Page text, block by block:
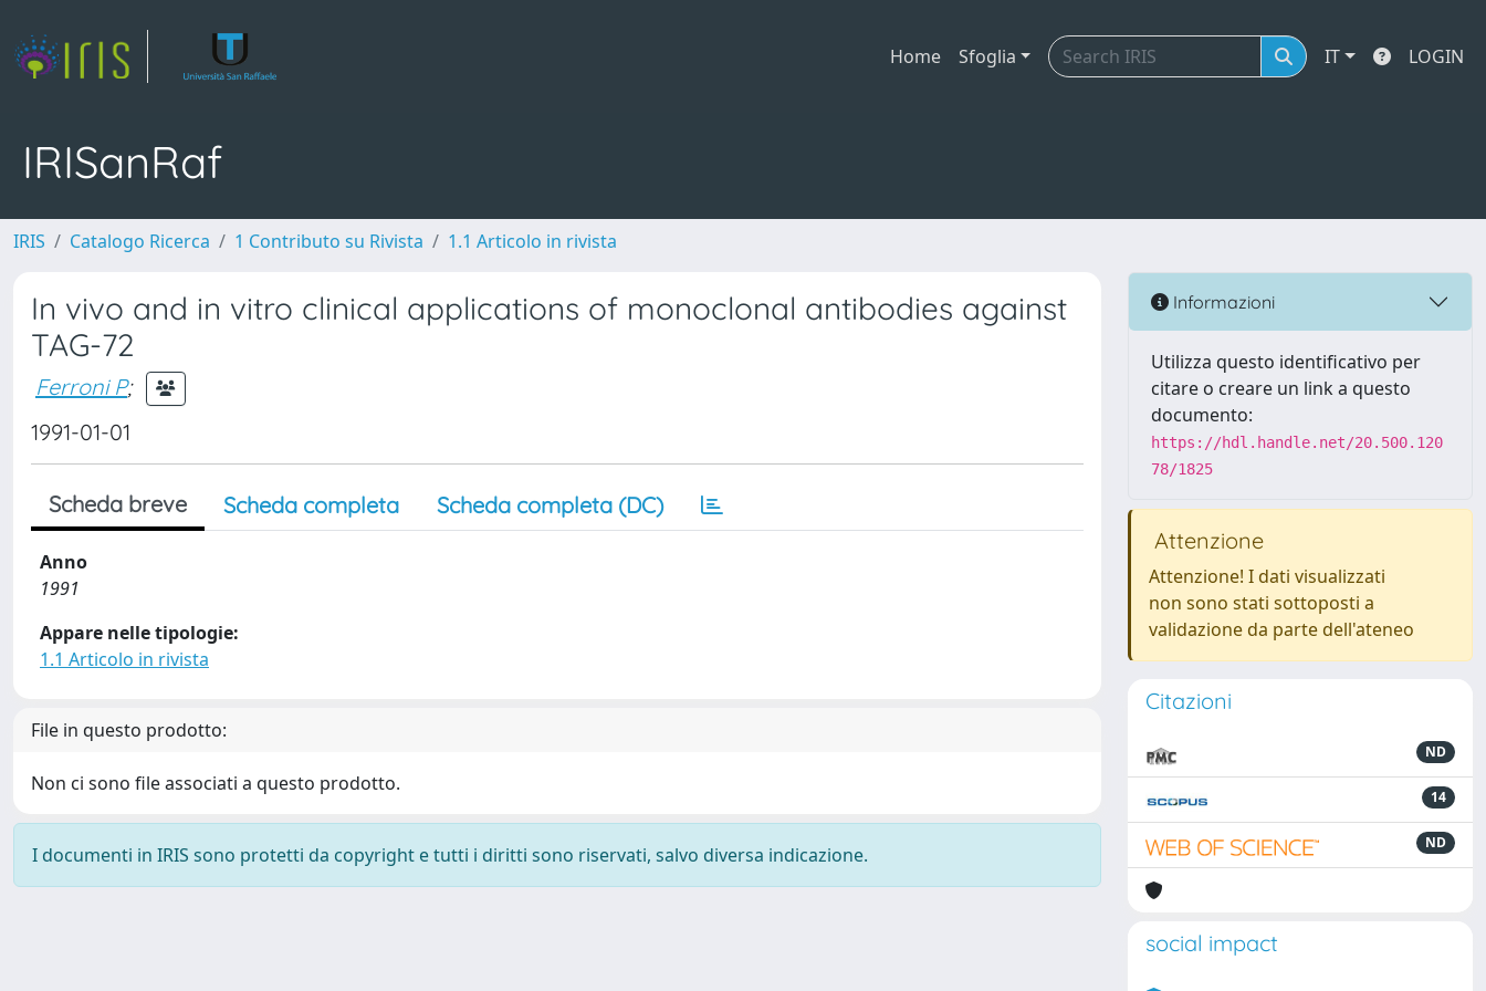
Home Sfoglia IT LOGIN
IRISanRaf
IRIS Catalogo Ricerca 1 Contributo su Rivista 1.1 Articolo in rivista
In vivo and in vitro clinical applications of monoclonal antibodies against
TAG-72
Ferroni P;
1991-01-01
Scheda breve Scheda completa Scheda completa (DC)
Anno
1991
Appare nelle tipologie:
1.1 Articolo in rivista
File in questo prodotto:
Non ci sono file associati a questo prodotto.
I documenti in IRIS sono protetti da copyright e tutti i diritti sono riservati, salvo diversa indicazione.
Informazioni
Utilizza questo identificativo per
citare o creare un link a questo
documento:
https://hdl.handle.net/20.500.120
78/1825
Attenzione
Attenzione! I dati visualizzati
non sono stati sottoposti a
validazione da parte dell'ateneo
Citazioni
ND
14
ND
social impact